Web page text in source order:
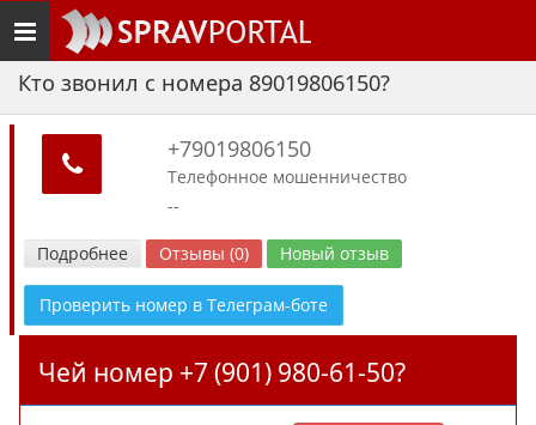
Toggle
navigation
Кто звонил с номера 89019806150?
+79019806150
Телефонное мошенничество
--
Подробнее Отзывы (0) Новый отзыв
Проверить номер в Телеграм-боте
Чей номер +7 (901) 980-61-50?